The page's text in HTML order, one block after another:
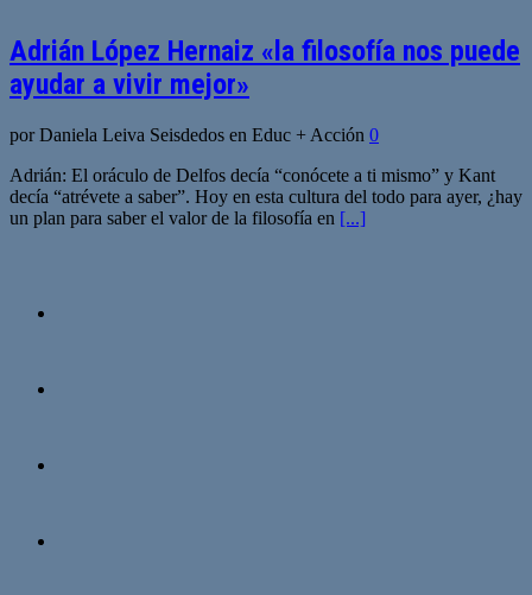
Adrián López Hernaiz «la filosofía nos puede
ayudar a vivir mejor»
por Daniela Leiva Seisdedos en Educ + Acción 0
Adrián: El oráculo de Delfos decía “conócete a ti mismo” y Kant
decía “atrévete a saber”. Hoy en esta cultura del todo para ayer, ¿hay
un plan para saber el valor de la filosofía en [...]